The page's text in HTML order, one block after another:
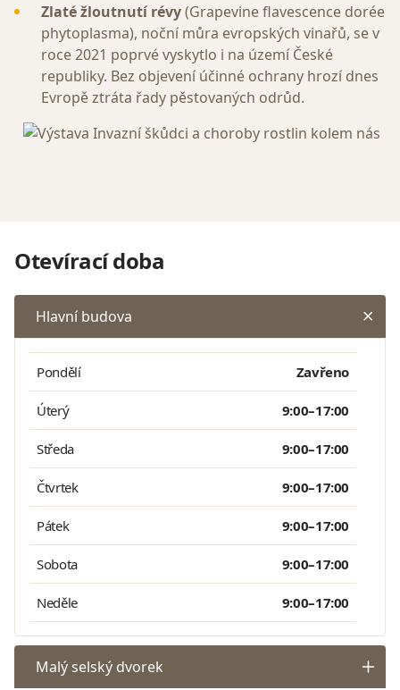
Zlaté žloutnutí révy(Grapevine flavescence dorée
phytoplasma), noční můra evropských vinařů, se v
roce 2021 poprvé vyskytlo i na území České
republiky. Bez objevení účinné ochrany hrozí dnes
Evropě ztráta řady pěstovaných odrůd.
Otevírací doba
Hlavní budova
Pondělí Zavřeno
Úterý 9:00–17:00
Středa 9:00–17:00
Čtvrtek 9:00–17:00
Pátek 9:00–17:00
Sobota 9:00–17:00
Neděle 9:00–17:00
Malý selský dvorek